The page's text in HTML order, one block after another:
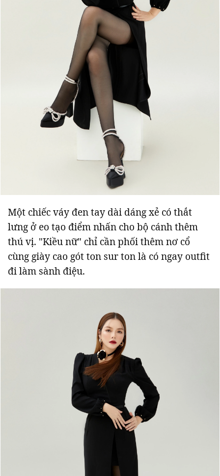
Một chiếc váy đen tay dài dáng xẻ có thắt
lưng ở eo tạo điểm nhấn cho bộ cánh thêm
thú vị. "Kiều nữ" chỉ cần phối thêm nơ cổ
cùng giày cao gót ton sur ton là có ngay outfit
đi làm sành điệu.